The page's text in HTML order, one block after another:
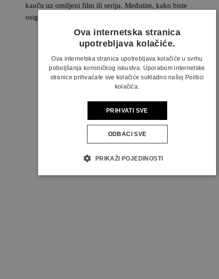
kauču uz omiljeni film ili seriju. Međutim, kako biste
osigurali optimalno uživanje
Ova internetska stranica
upotrebljava kolačiće.
Ova internetska stranica upotrebljava kolačiće u svrhu
poboljšanja korisničkog iskustva. Uporabom internetske
stranice prihvaćate sve kolačiće sukladno našoj Politici
kolačića.
PRIHVATI SVE
ODBACI SVE
PRIKAŽI POJEDINOSTI